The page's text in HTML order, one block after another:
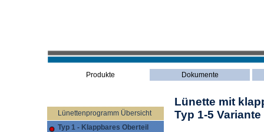
Produkte Dokumente
Lünettenprogramm Übersicht
Typ 1 - Klappbares Oberteil
Lünette mit
Typ 1-5 Variante